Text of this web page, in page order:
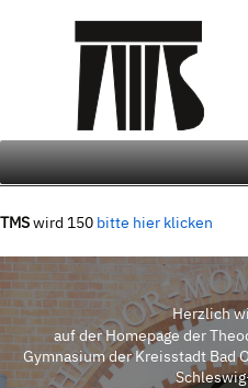
TMSwird 150 bitte hier klicken
Herzlich
auf der Homepage der
Gymnasium der Kreisstadt Bad